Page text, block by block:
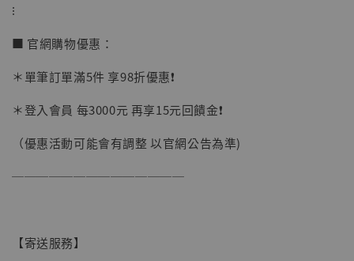
加購優惠【讓子彈飛 鵝城縣長 張麻子 [BK01]】
⁝
■ 官網購物優惠：
＊單筆訂單滿5件 享98折優惠❗️
＊登入會員 每3000元 再享15元回饋金❗️
（優惠活動可能會有調整 以官網公告為準)
──────────────
【寄送服務】